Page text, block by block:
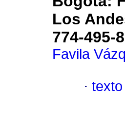
Los
774-495-8
Favila
· texto